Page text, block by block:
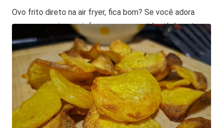
Ovo frito direto na air fryer, fica bom? Se você adora
ovos e possui uma air fryer em sua cozinha, já deve ter
pensando em fazer um ovo frito direto na air fryer,
acertei? Há muitas maneiras criativas de preparar ovos
com a fritadeira elétrica. No entanto, antes de
começarmos a explorar as melhores formas